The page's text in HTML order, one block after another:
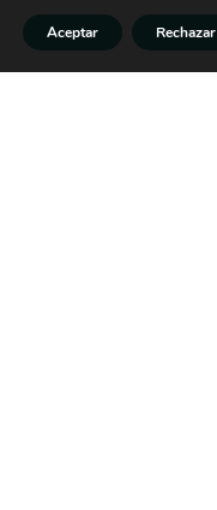
Aceptar Rechazar